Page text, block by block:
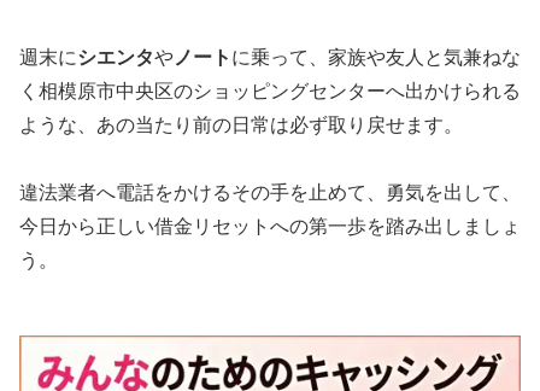
週末にシエンタや ノート に乗って、家族や友人と気兼ねな
く相模原市中央区のショッピングセンターへ出かけられる
ような、あの当たり前の日常は必ず取り戻せます。
違法業者へ電話をかけるその手を止めて、勇気を出して、
今日から正しい借金リセットへの第一歩を踏み出しましょ
う。